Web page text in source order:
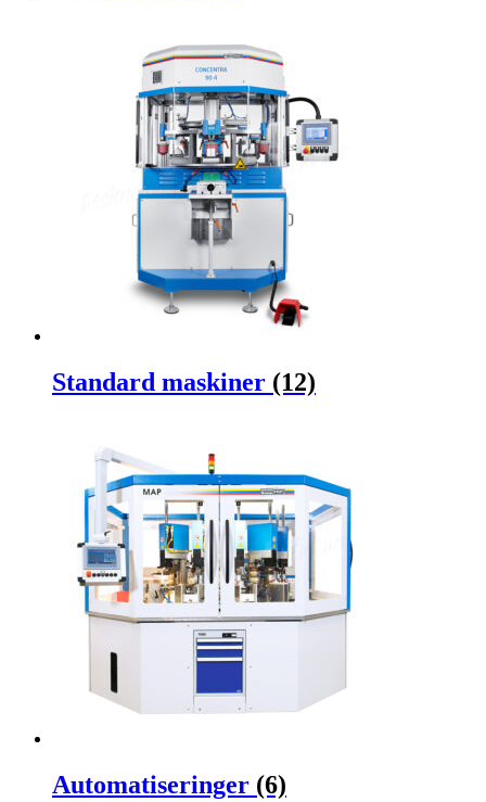
Standard maskiner (12)
Automatiseringer (6)